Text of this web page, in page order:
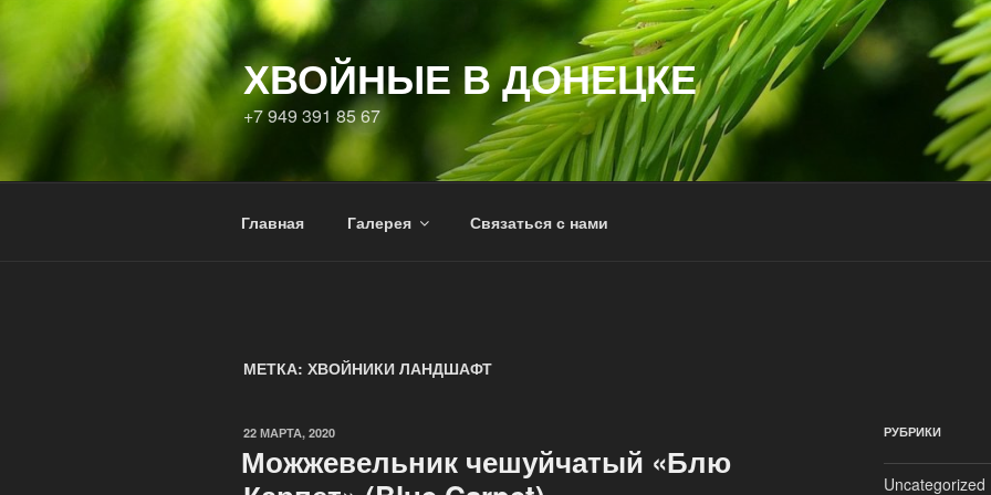
ХВОЙНЫЕ В ДОНЕЦКЕ
+7 949 391 85 67
Главная Галерея Связаться с нами
МЕТКА: ХВОЙНИКИ ЛАНДШАФТ
22 МАРТА, 2020
Можжевельник чешуйчатый «Блю
РУБРИКИ
Uncategorized